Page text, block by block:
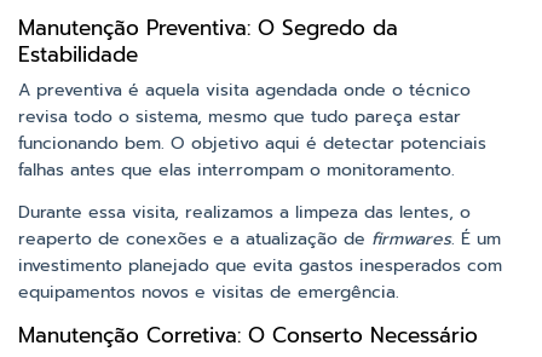
Manutenção Preventiva: O Segredo da
Estabilidade
A preventiva é aquela visita agendada onde o técnico
revisa todo o sistema, mesmo que tudo pareça estar
funcionando bem. O objetivo aqui é detectar potenciais
falhas antes que elas interrompam o monitoramento.
Durante essa visita, realizamos a limpeza das lentes, o
reaperto de conexões e a atualização de firmwares. É um
investimento planejado que evita gastos inesperados com
equipamentos novos e visitas de emergência.
Manutenção Corretiva: O Conserto Necessário